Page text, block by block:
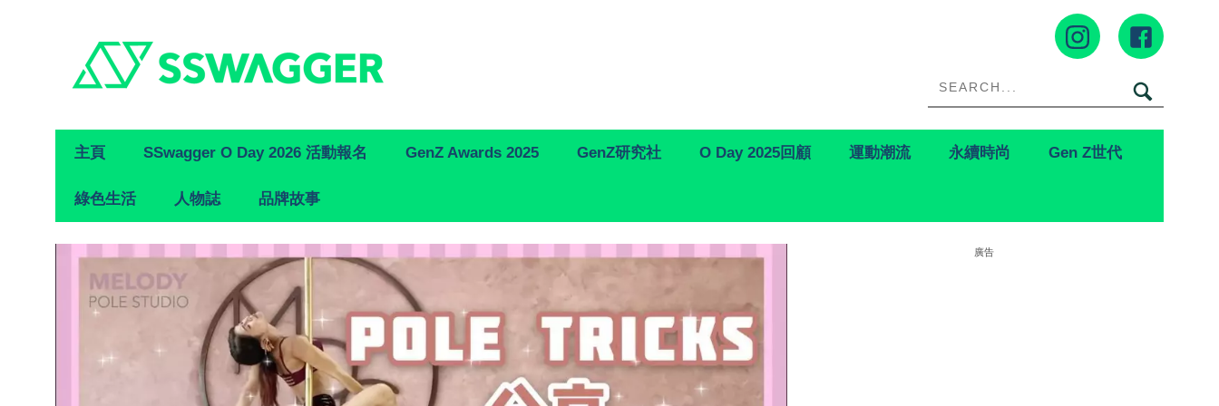
Primary
Navigation
主頁 SSwagger O Day 2026 活動報名 GenZ Awards 2025 GenZ研究社 O Day 2025回顧 運動潮流 永續時尚 Gen Z世代
綠色生活 人物誌 品牌故事
廣告